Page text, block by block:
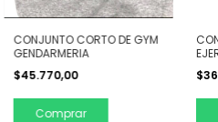
CONJUNTO CORTO DE GYM
GENDARMERIA
$45.770,00
Comprar